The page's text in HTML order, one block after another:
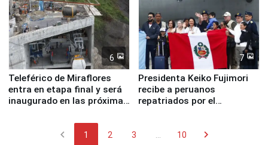
6
Teleférico de Miraflores
entra en etapa final y será
inaugurado en las próximas
7
Presidenta Keiko Fujimori
recibe a peruanos
repatriados por el
chevron_left 1 2 3 10 chevron_right